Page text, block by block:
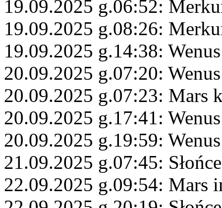
19.09.2025 g.06:52:
19.09.2025 g.08:26:
19.09.2025 g.14:38:
20.09.2025 g.07:20:
20.09.2025 g.07:23: Mars
20.09.2025 g.17:41:
20.09.2025 g.19:59:
21.09.2025 g.07:45:
22.09.2025 g.09:54: Mars